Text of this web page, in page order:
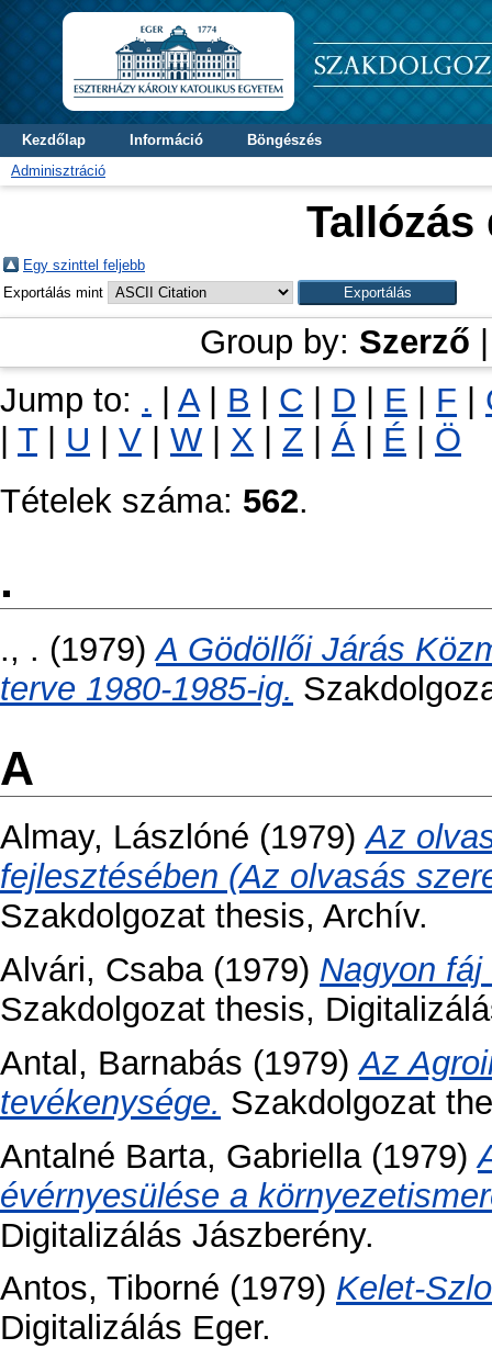
Kezdőlap Információ
Böngészés
Adminisztráció
Egy szinttel feljebb
Exportálás mint
Group by: Szerző
Jump to: . A| B C D E F
T| U V W X Z Á É
Ö
Tételek száma: 562.
.
., . (1979)A Gödöllői Járás
terve 1980-1985-ig.
A
Almay, Lászlóné (1979)Az
fejlesztésében (Az olvasás
Szakdolgozat thesis, Archív.
Alvári, Csaba(1979) Nagyon
Szakdolgozat thesis,
Antal, Barnabás (1979)Az
tevékenysége. Szakdolgozat
Antalné Barta, Gabriella(1979)
évérnyesülése a
Digitalizálás Jászberény.
Antos, Tiborné (1979) Kelet-
Digitalizálás Eger.